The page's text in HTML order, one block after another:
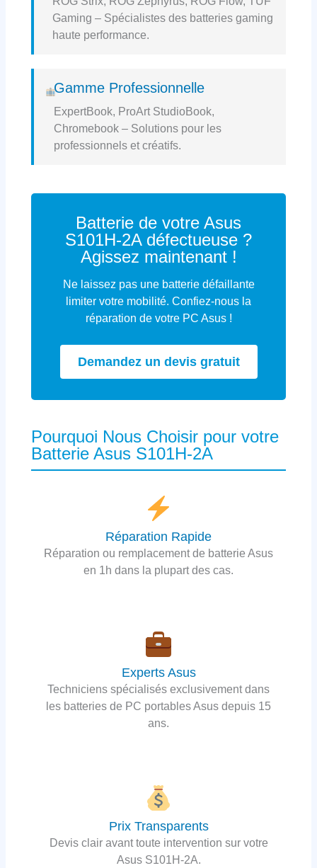
Gaming – Spécialistes des batteries gaming
haute performance.
Gamme Professionnelle
ExpertBook, ProArt StudioBook,
Chromebook – Solutions pour les
professionnels et créatifs.
Batterie de votre Asus
S101H-2A défectueuse ?
Agissez maintenant !
Ne laissez pas une batterie défaillante
limiter votre mobilité. Confiez-nous la
réparation de votre PC Asus !
Demandez un devis gratuit
Pourquoi Nous Choisir pour votre
Batterie Asus S101H-2A
Réparation Rapide
Réparation ou remplacement de batterie Asus
en 1h dans la plupart des cas.
Experts Asus
Techniciens spécialisés exclusivement dans
les batteries de PC portables Asus depuis 15
ans.
Prix Transparents
Devis clair avant toute intervention sur votre
Asus S101H-2A.